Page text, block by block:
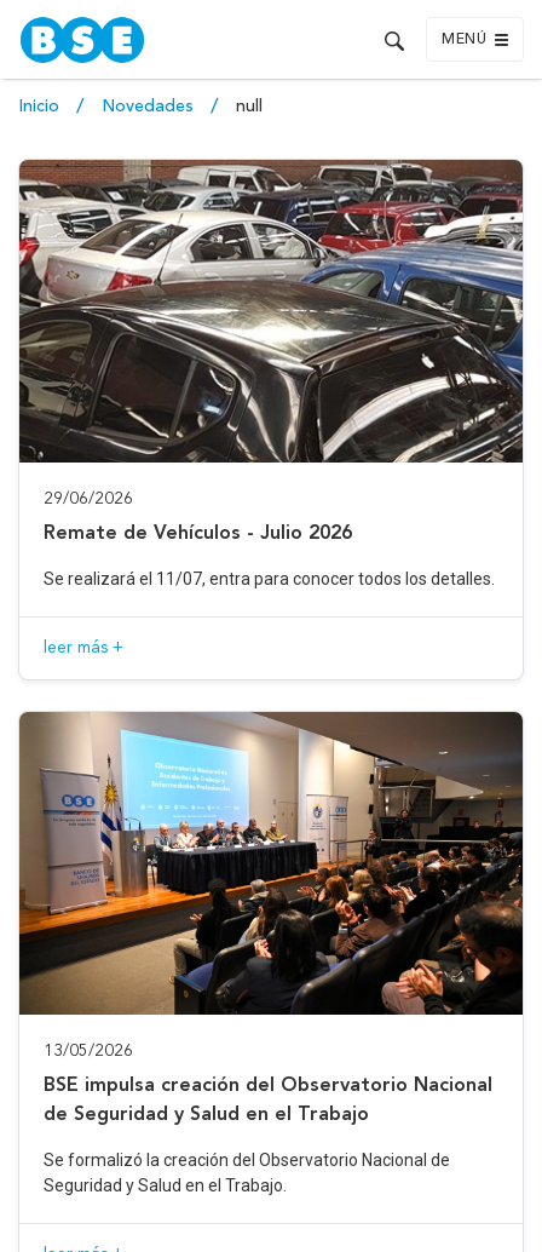
MENÚ
Inicio Novedades null
29/06/2026
Remate de Vehículos - Julio 2026
Se realizará el 11/07, entra para conocer todos los detalles.
leer más +
13/05/2026
BSE impulsa creación del Observatorio Nacional
de Seguridad y Salud en el Trabajo
Se formalizó la creación del Observatorio Nacional de
Seguridad y Salud en el Trabajo.